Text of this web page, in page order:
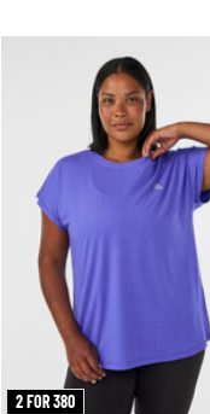
2 FOR 380